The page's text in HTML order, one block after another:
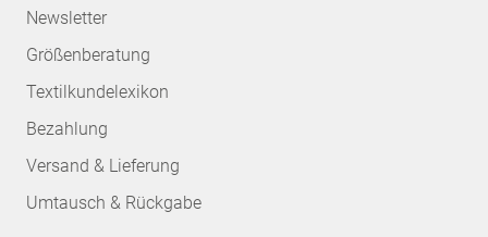
Newsletter
Größenberatung
Textilkundelexikon
Bezahlung
Versand & Lieferung
Umtausch & Rückgabe